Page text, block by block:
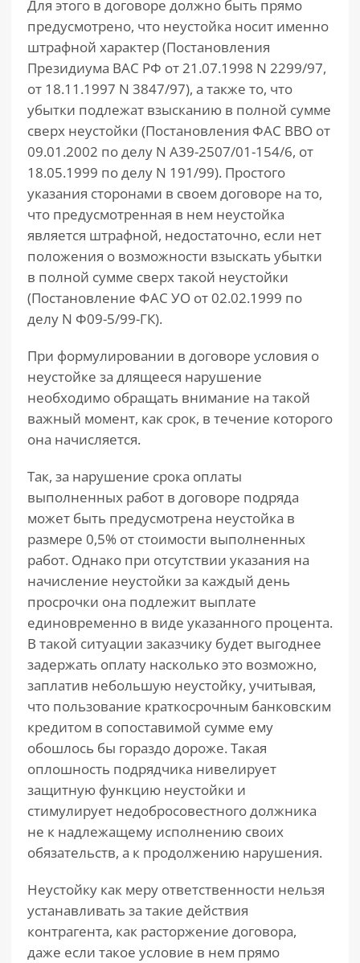
Для этого в договоре должно быть прямо
предусмотрено, что неустойка носит именно
штрафной характер (Постановления
Президиума ВАС РФ от 21.07.1998 N 2299/97,
от 18.11.1997 N 3847/97), а также то, что
убытки подлежат взысканию в полной сумме
сверх неустойки (Постановления ФАС ВВО от
09.01.2002 по делу N А39-2507/01-154/6, от
18.05.1999 по делу N 191/99). Простого
указания сторонами в своем договоре на то,
что предусмотренная в нем неустойка
является штрафной, недостаточно, если нет
положения о возможности взыскать убытки
в полной сумме сверх такой неустойки
(Постановление ФАС УО от 02.02.1999 по
делу N Ф09-5/99-ГК).
При формулировании в договоре условия о
неустойке за длящееся нарушение
необходимо обращать внимание на такой
важный момент, как срок, в течение которого
она начисляется.
Так, за нарушение срока оплаты
выполненных работ в договоре подряда
может быть предусмотрена неустойка в
размере 0,5% от стоимости выполненных
работ. Однако при отсутствии указания на
начисление неустойки за каждый день
просрочки она подлежит выплате
единовременно в виде указанного процента.
В такой ситуации заказчику будет выгоднее
задержать оплату насколько это возможно,
заплатив небольшую неустойку, учитывая,
что пользование краткосрочным банковским
кредитом в сопоставимой сумме ему
обошлось бы гораздо дороже. Такая
оплошность подрядчика нивелирует
защитную функцию неустойки и
стимулирует недобросовестного должника
не к надлежащему исполнению своих
обязательств, а к продолжению нарушения.
Неустойку как меру ответственности нельзя
устанавливать за такие действия
контрагента, как расторжение договора,
даже если такое условие в нем прямо